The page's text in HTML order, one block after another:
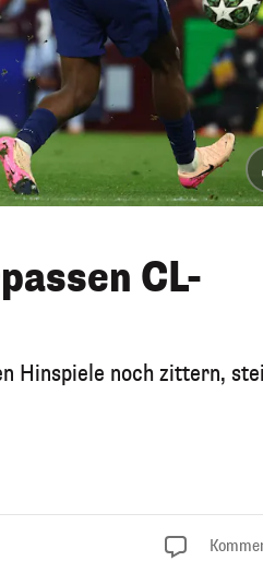
CL-
Hinspiele noch zittern,